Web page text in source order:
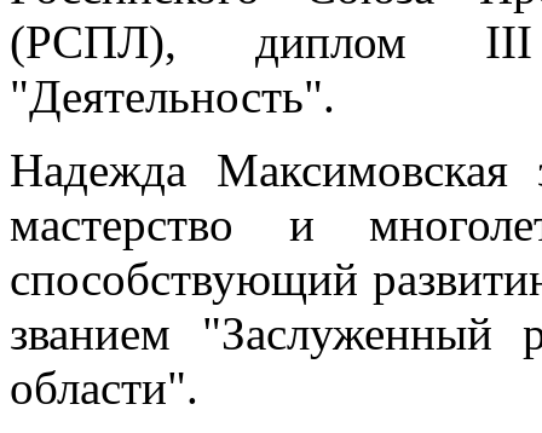
(РСПЛ), диплом III
"Деятельность".
Надежда Максимовская
мастерство и
способствующий
званием "Заслуженный
области".